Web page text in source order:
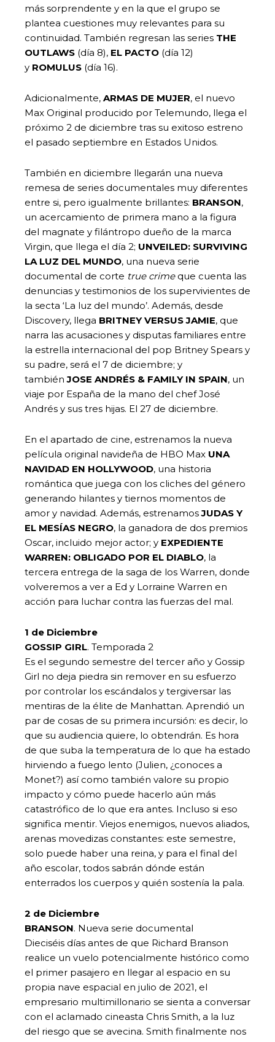
más sorprendente y en la que el grupo se
plantea cuestiones muy relevantes para su
continuidad. También regresan las series THE
OUTLAWS (día 8), EL PACTO (día 12)
y ROMULUS (día 16).
Adicionalmente, ARMAS DE MUJER, el nuevo
Max Original producido por Telemundo, llega el
próximo 2 de diciembre tras su exitoso estreno
el pasado septiembre en Estados Unidos.
También en diciembre llegarán una nueva
remesa de series documentales muy diferentes
entre si, pero igualmente brillantes: BRANSON,
un acercamiento de primera mano a la figura
del magnate y filántropo dueño de la marca
Virgin, que llega el día 2; UNVEILED: SURVIVING
LA LUZ DEL MUNDO, una nueva serie
documental de corte true crime que cuenta las
denuncias y testimonios de los supervivientes de
la secta ‘La luz del mundo’. Además, desde
Discovery, llega BRITNEY VERSUS JAMIE, que
narra las acusaciones y disputas familiares entre
la estrella internacional del pop Britney Spears y
su padre, será el 7 de diciembre; y
tambiénJOSE ANDRÉS & FAMILY IN SPAIN, un
viaje por España de la mano del chef José
Andrés y sus tres hijas. El 27 de diciembre.
En el apartado de cine, estrenamos la nueva
película original navideña de HBO Max UNA
NAVIDAD EN HOLLYWOOD, una historia
romántica que juega con los cliches del género
generando hilantes y tiernos momentos de
amor y navidad. Además, estrenamosJUDAS Y
EL MESÍAS NEGRO, la ganadora de dos premios
Oscar, incluido mejor actor; y EXPEDIENTE
WARREN: OBLIGADO POR EL DIABLO, la
tercera entrega de la saga de los Warren, donde
volveremos a ver a Ed y Lorraine Warren en
acción para luchar contra las fuerzas del mal.
1 de Diciembre
GOSSIP GIRL. Temporada 2
Es el segundo semestre del tercer año y Gossip
Girl no deja piedra sin remover en su esfuerzo
por controlar los escándalos y tergiversar las
mentiras de la élite de Manhattan. Aprendió un
par de cosas de su primera incursión: es decir, lo
que su audiencia quiere, lo obtendrán. Es hora
de que suba la temperatura de lo que ha estado
hirviendo a fuego lento (Julien, ¿conoces a
Monet?) así como también valore su propio
impacto y cómo puede hacerlo aún más
catastrófico de lo que era antes. Incluso si eso
significa mentir. Viejos enemigos, nuevos aliados,
arenas movedizas constantes: este semestre,
solo puede haber una reina, y para el final del
año escolar, todos sabrán dónde están
enterrados los cuerpos y quién sostenía la pala.
2 de Diciembre
BRANSON. Nueva serie documental
Dieciséis días antes de que Richard Branson
realice un vuelo potencialmente histórico como
el primer pasajero en llegar al espacio en su
propia nave espacial en julio de 2021, el
empresario multimillonario se sienta a conversar
con el aclamado cineasta Chris Smith, a la luz
del riesgo que se avecina. Smith finalmente nos